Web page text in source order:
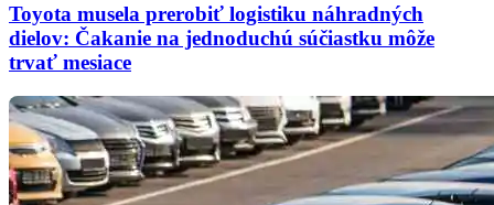
Toyota musela prerobiť logistiku náhradných
dielov: Čakanie na jednoduchú súčiastku môže
trvať mesiace